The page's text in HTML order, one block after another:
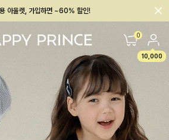
아울렛, 가입하면 ~60% 할인!
멤버십 최대 28,000원 혜택 0
10,000
아우터/상의 하의/레깅스